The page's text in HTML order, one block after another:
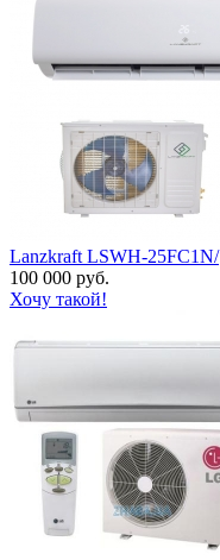
Lanzkraft LSWH-25FC1N/
100 000 руб.
Хочу такой!